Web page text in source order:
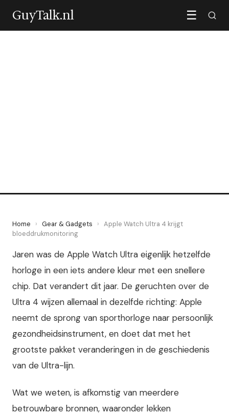
GuyTalk.nl ☰
Home › Gear & Gadgets › Apple Watch Ultra 4 krijgt
bloeddrukmonitoring
Jaren was de Apple Watch Ultra eigenlijk hetzelfde
horloge in een iets andere kleur met een snellere
chip. Dat verandert dit jaar. De geruchten over de
Ultra 4 wijzen allemaal in dezelfde richting: Apple
neemt de sprong van sporthorloge naar persoonlijk
gezondheidsinstrument, en doet dat met het
grootste pakket veranderingen in de geschiedenis
van de Ultra-lijn.
Wat we weten, is afkomstig van meerdere
betrouwbare bronnen, waaronder lekken